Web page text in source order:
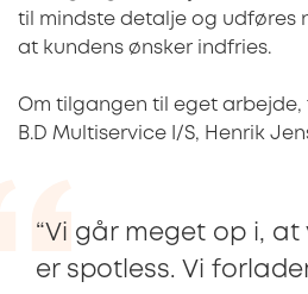
til mindste detalje og udføres
at kundens ønsker indfries.
Om tilgangen til eget
B.D Multiservice I/S, Henrik
“Vi går meget op i,
er spotless. Vi